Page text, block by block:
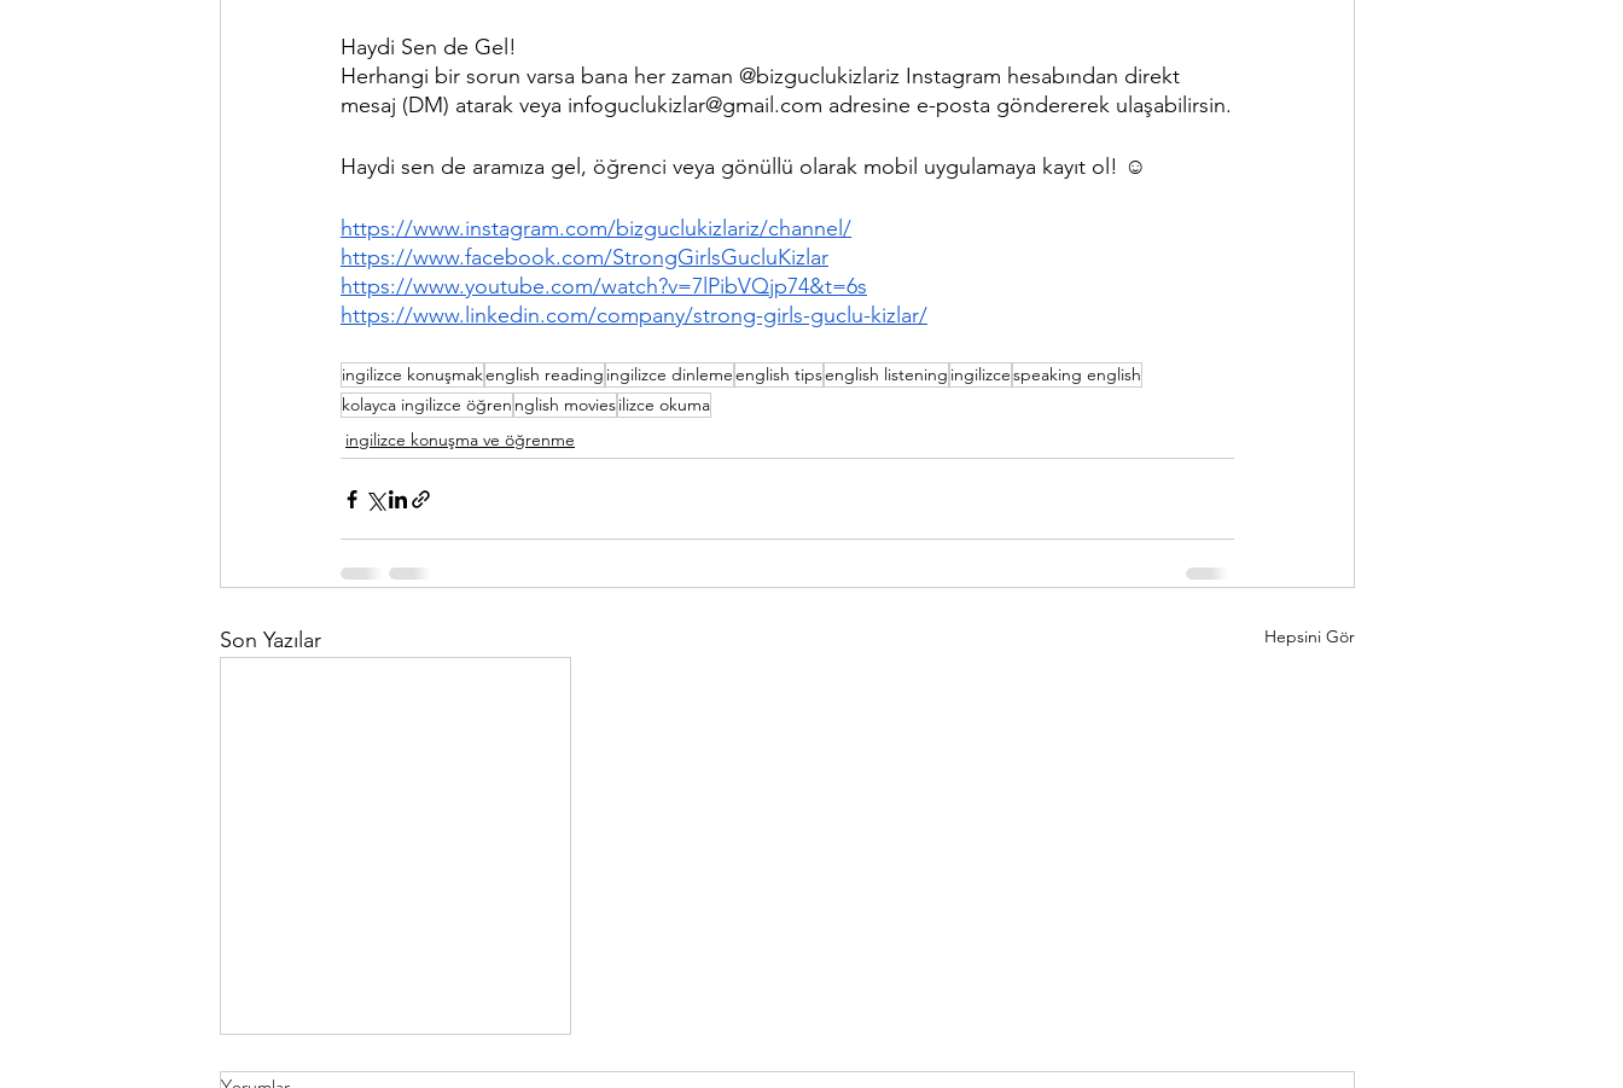
Haydi Sen de Gel!
Herhangi bir sorun varsa bana her zaman @bizguclukizlariz Instagram hesabından direkt
mesaj (DM) atarak veya infoguclukizlar@gmail.com adresine e-posta göndererek ulaşabilirsin.
Haydi sen de aramıza gel, öğrenci veya gönüllü olarak mobil uygulamaya kayıt ol! ☺
https://www.instagram.com/bizguclukizlariz/channel/
https://www.facebook.com/StrongGirlsGucluKizlar
https://www.youtube.com/watch?v=7lPibVQjp74&t=6s
https://www.linkedin.com/company/strong-girls-guclu-kizlar/
ingilizce konuşmakenglish reading ingilizce dinlemeenglish tipsenglish listening ingilizcespeaking english
kolayca ingilizce öğren nglish moviesilizce okuma
ingilizce konuşma ve öğrenme
Son Yazılar Hepsini Gör
İngilizcenizi Geliştirmenin 4 Etkili